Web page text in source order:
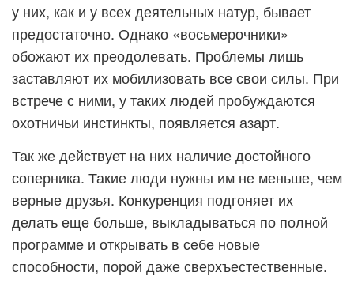
у них, как и у всех деятельных натур, бывает
предостаточно. Однако «восьмерочники»
обожают их преодолевать. Проблемы лишь
заставляют их мобилизовать все свои силы. При
встрече с ними, у таких людей пробуждаются
охотничьи инстинкты, появляется азарт.
Так же действует на них наличие достойного
соперника. Такие люди нужны им не меньше, чем
верные друзья. Конкуренция подгоняет их
делать еще больше, выкладываться по полной
программе и открывать в себе новые
способности, порой даже сверхъестественные.